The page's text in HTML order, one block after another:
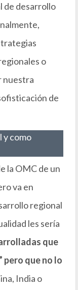
de desarrollo
o
nuestra
de
y como
la OMC de un
va en
regional
les sería
que
pero que no lo
India o